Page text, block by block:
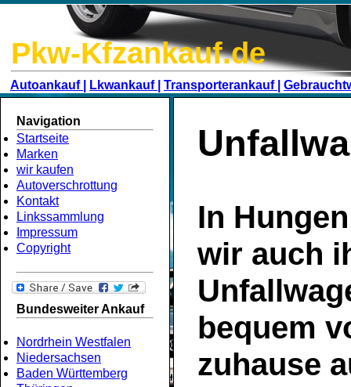
Pkw-Kfzankauf.de
Autoankauf | Lkwankauf | Transporterankauf |
Navigation
Startseite
Marken
wir kaufen
Autoverschrottung
Kontakt
Linkssammlung
Impressum
Copyright
Bundesweiter Ankauf
Nordrhein Westfalen
Niedersachsen
Baden Württemberg
In
wir auch
bequem
zuhause